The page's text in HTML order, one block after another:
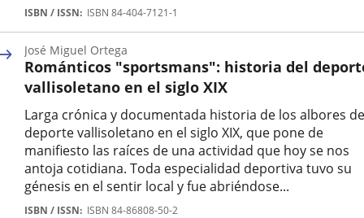
Autor
ISBN / ISSN ISBN 84-404-7121-1
Románticos "sportsmans": historia del
vallisoletano en el siglo XIX
Larga crónica y documentada historia de los albores
deporte vallisoletano en el siglo XIX, que pone de
manifiesto las raíces de una actividad que hoy se nos
antoja cotidiana. Toda especialidad deportiva tuvo su
génesis en el sentir local y fue abriéndose...
Autor
José Miguel Ortega
ISBN / ISSN ISBN 84-86808-50-2